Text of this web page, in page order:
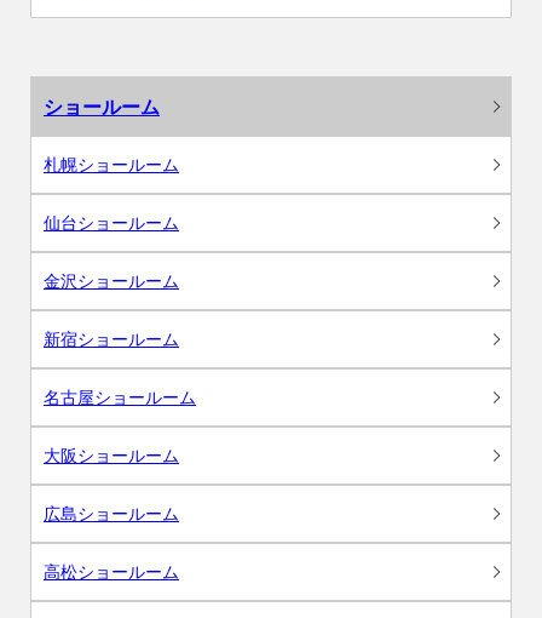
ショールーム
札幌ショールーム
仙台ショールーム
金沢ショールーム
新宿ショールーム
名古屋ショールーム
大阪ショールーム
広島ショールーム
高松ショールーム